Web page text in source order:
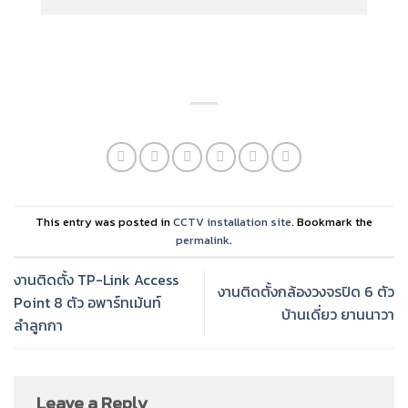
This entry was posted inCCTV installation site. Bookmark the
permalink.
งานติดตั้ง TP-Link Access
Point 8 ตัว อพาร์ทเม้นท์
ลำลูกกา
งานติดตั้งกล้องวงจรปิด 6 ตัว
บ้านเดี่ยว ยานนาวา
Leave a Reply